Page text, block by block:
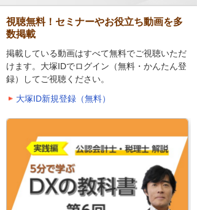
視聴無料！セミナーやお役立ち動画を多
数掲載
掲載している動画はすべて無料でご視聴いただ
けます。大塚IDでログイン（無料・かんたん登
録）してご視聴ください。
大塚ID新規登録（無料）